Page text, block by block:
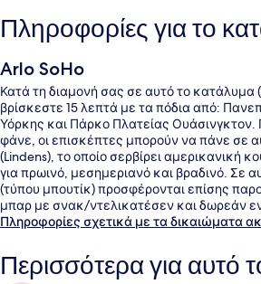
Πληροφορίες για το
Arlo SoHo
Κατά τη διαμονή σας σε αυτό το κατάλυμα
βρίσκεστε 15 λεπτά με τα πόδια από:
Υόρκης και Πάρκο Πλατείας Ουάσινγκτον.
φάνε, οι επισκέπτες μπορούν να πάνε σε
(Lindens), το οποίο σερβίρει αμερικανική
για πρωινό, μεσημεριανό και βραδινό. Σε
(τύπου μπουτίκ) προσφέρονται επίσης
μπαρ με σνακ/ντελικατέσεν και δωρεάν
Σε άλλους ταξιδιώτες αρέσει ότι
Σταθμός Canal St. Station (Varick St.) απέχει
επιβίβασης Σταθμός Canal St. Station (W.
Πληροφορίες σχετικά με τα δικαιώματα
Περισσότερα για αυτό